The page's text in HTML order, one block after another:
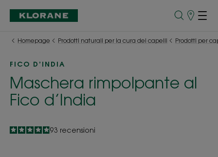
Punti
Homepage Prodotti naturali per la cura dei capelli Prodotti per
FICO D’INDIA
Maschera rimpolpante al
Fico d’India
4.9
/
5
93 recensioni